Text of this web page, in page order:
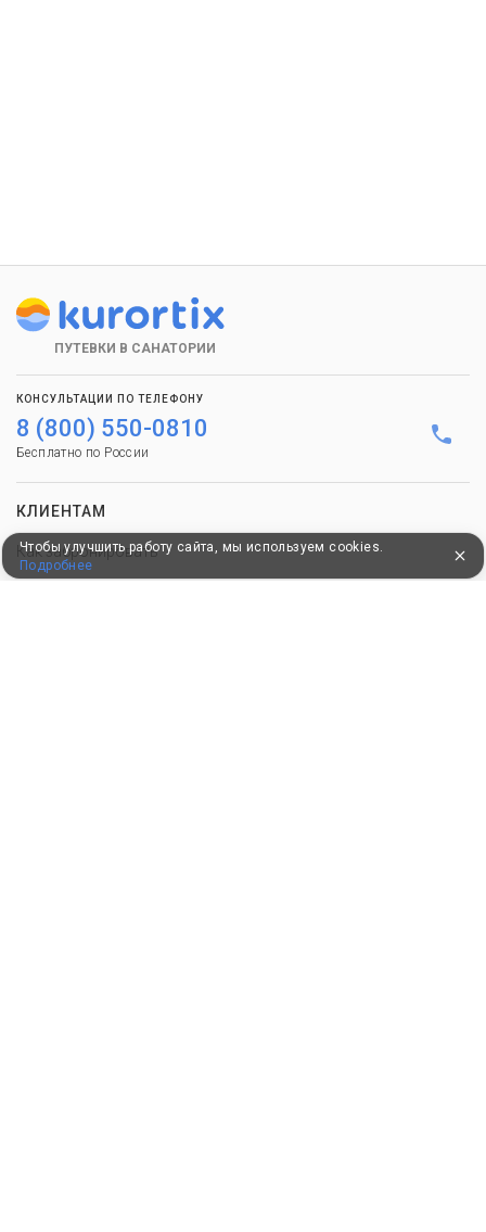
ПУТЕВКИ В САНАТОРИИ
КОНСУЛЬТАЦИИ ПО ТЕЛЕФОНУ
8 (800) 550-0810
Бесплатно по России
КЛИЕНТАМ
Как забронировать
Чтобы улучшить работу сайта, мы используем cookies.
Подробнее